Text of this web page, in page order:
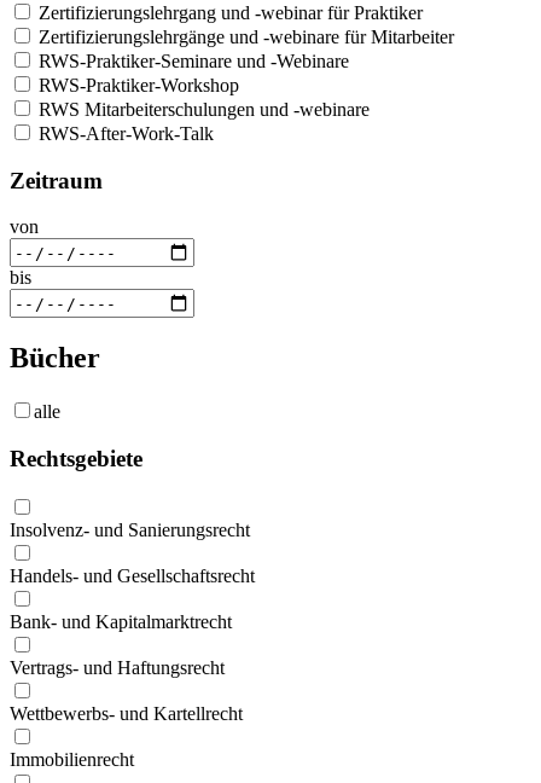
Zertifizierungslehrgang und -webinar für Praktiker
Zertifizierungslehrgänge und -webinare für Mitarbeiter
RWS-Praktiker-Seminare und -Webinare
RWS-Praktiker-Workshop
RWS Mitarbeiterschulungen und -webinare
RWS-After-Work-Talk
Zeitraum
von
bis
Bücher
alle
Rechtsgebiete
Insolvenz- und Sanierungsrecht
Handels- und Gesellschaftsrecht
Bank- und Kapitalmarktrecht
Vertrags- und Haftungsrecht
Wettbewerbs- und Kartellrecht
Immobilienrecht